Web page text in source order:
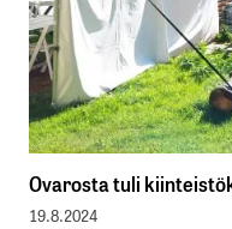
Ovarosta tuli
19.8.2024